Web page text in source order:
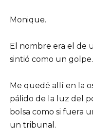
Monique.
El nombre era el de
sintió como un golpe.
Me quedé allí en la
pálido de la luz del
bolsa como si fuera
un tribunal.